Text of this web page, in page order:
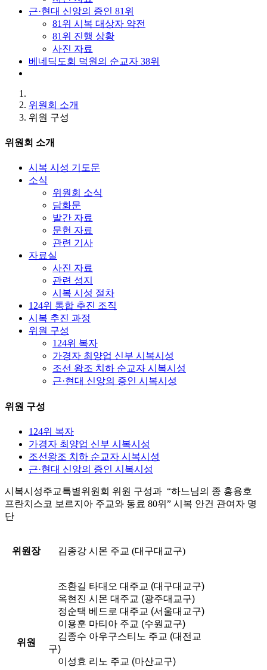
근·현대 신앙의 증인 81위
81위 시복 대상자 약전
81위 진행 상황
사진 자료
베네딕도회 덕원의 순교자 38위
위원회 소개
위원 구성
위원회 소개
시복 시성 기도문
소식
위원회 소식
담화문
발간 자료
문헌 자료
관련 기사
자료실
사진 자료
관련 성지
시복 시성 절차
124위 통합 추진 조직
시복 추진 과정
위원 구성
124위 복자
가경자 최양업 신부 시복시성
조선 왕조 치하 순교자 시복시성
근·현대 신앙의 증인 시복시성
위원 구성
124위 복자
가경자 최양업 신부 시복시성
조선왕조 치하 순교자 시복시성
근·현대 신앙의 증인 시복시성
시복시성주교특별위원회 위원 구성과 “하느님의 종 홍용호
프란치스코 보르지아 주교와 동료 80위” 시복 안건 관여자 명
단
위원장 김종강 시몬 주교 (대구대교구)
위원
조환길 타대오 대주교 (대구대교구)
옥현진 시몬 대주교 (광주대교구)
정순택 베드로 대주교 (서울대교구)
이용훈 마티아 주교 (수원교구)
김종수 아우구스티노 주교 (대전교
구)
이성효 리노 주교 (마산교구)